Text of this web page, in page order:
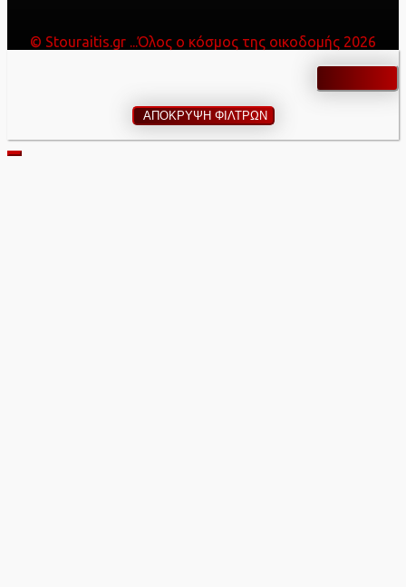
© Stouraitis.gr ...Όλος ο κόσμος της οικοδομής 2026
ΑΠΟΚΡΥΨΗ ΦΙΛΤΡΩΝ